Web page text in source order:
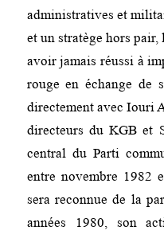
administratives et
et un stratège hors pair,
avoir jamais réussi à
rouge en échange de
directement avec Iouri
directeurs du KGB et
central du Parti
entre novembre 1982
sera reconnue de la
années 1980, son